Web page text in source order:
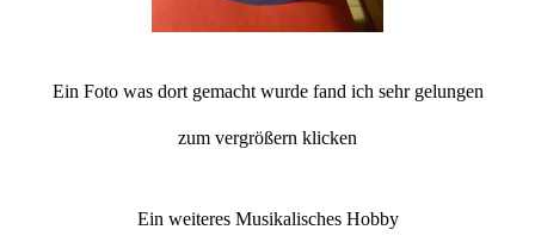
Ein Foto was dort gemacht wurde fand ich sehr gelungen
zum vergrößern klicken
Ein weiteres Musikalisches Hobby